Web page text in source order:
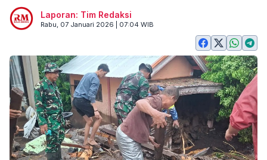
Laporan: Tim Redaksi
Rabu, 07 Januari 2026 | 07:04 WIB